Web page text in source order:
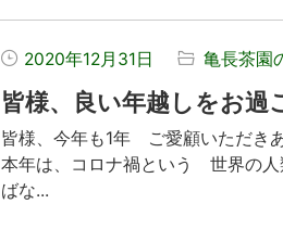
2020年12月31日 亀長茶園
皆様、良い年越しをお過
皆様、今年も1年 ご愛顧いただき
本年は、コロナ禍という 世界の
ばな...